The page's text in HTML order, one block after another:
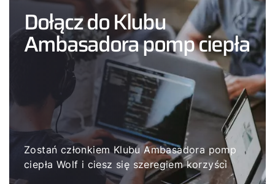
Dołącz do Klubu
Ambasadora pomp ciepła
Zostań członkiem Klubu Ambasadora pomp
ciepła Wolf i ciesz się szeregiem korzyści